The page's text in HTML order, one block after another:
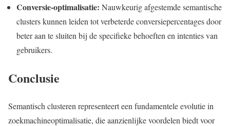
Conversie-optimalisatie: Nauwkeurig afgestemde semantische
clusters kunnen leiden tot verbeterde conversiepercentages door
beter aan te sluiten bij de specifieke behoeften en intenties van
gebruikers.
Conclusie
Semantisch clusteren representeert een fundamentele evolutie in
zoekmachineoptimalisatie, die aanzienlijke voordelen biedt voor